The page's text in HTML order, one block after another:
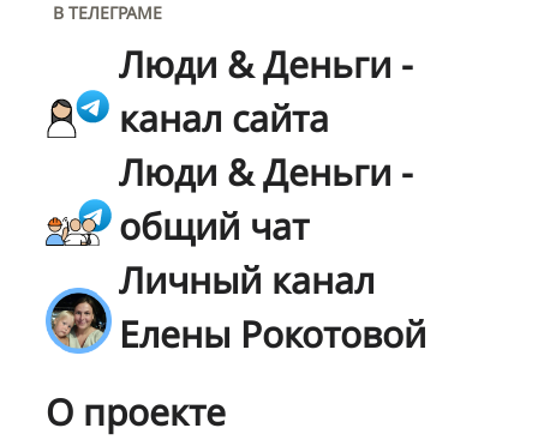
В ТЕЛЕГРАМЕ
Люди & Деньги -
канал сайта
Люди & Деньги -
общий чат
Личный канал
Елены Рокотовой
О проекте